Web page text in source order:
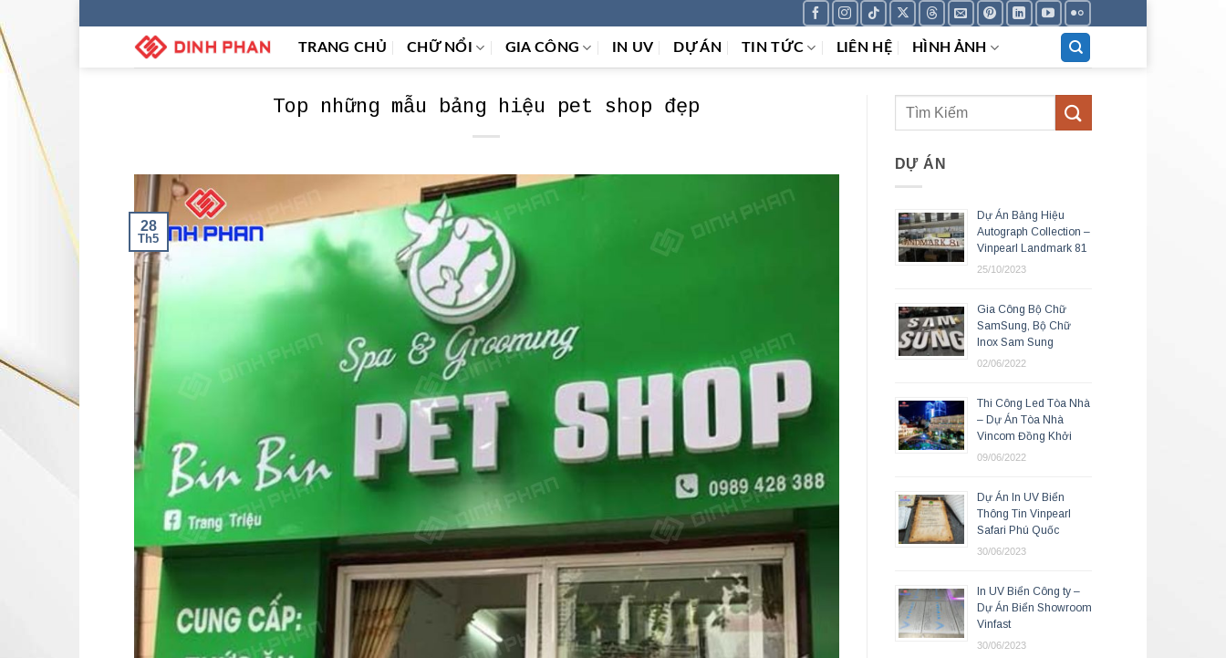
TRANG CHỦ CHỮ NỔI GIA CÔNG IN UV DỰ ÁN TIN TỨC LIÊN HỆ HÌNH ẢNH
Top những mẫu bảng hiệu pet shop đẹp
28
Th5
DỰ ÁN
Dự Án Bảng Hiệu
Autograph Collection –
Vinpearl Landmark 81
25/10/2023
Gia Công Bộ Chữ
SamSung, Bộ Chữ
Inox Sam Sung
02/06/2022
Thi Công Led Tòa Nhà
– Dự Án Tòa Nhà
Vincom Đồng Khởi
09/06/2022
Dự Án In UV Biển
Thông Tin Vinpearl
Safari Phú Quốc
30/06/2023
In UV Biển Công ty –
Dự Án Biển Showroom
Vinfast
30/06/2023